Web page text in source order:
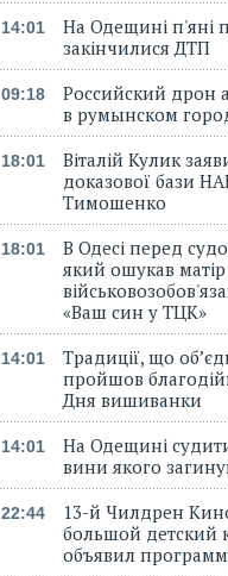
14:01
На Одещині п'яні
закінчилися ДТП
09:18
Российский дрон
в румынском
18:01
Віталій Кулик
доказової бази
Тимошенко
18:01
В Одесі перед
який ошукав матір
«Ваш син у ТЦК»
14:01
Традиції, що
пройшов
Дня вишиванки
14:01
На Одещині
вини якого
22:44
13-й Чилдрен
большой детский
объявил